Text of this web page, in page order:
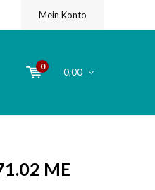
Mein Konto
0
0,00
ME